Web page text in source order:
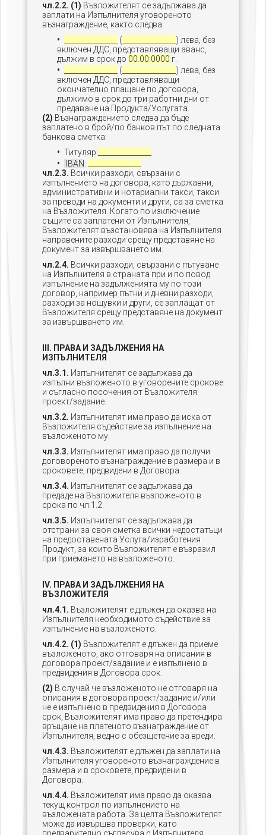
чл.2.2. (1) Възложителят се задължава да
заплати на Изпълнителя уговореното
възнаграждение, както следва:
(
) лева, без
включен ДДС, представляващи аванс,
дължим в срок до 00.00.0000 г.
(
) лева, без
включен ДДС, представляващи
окончателно плащане по договора,
дължимо в срок до три работни дни от
предаване на Продукта/Услугата.
(2) Възнаграждението следва да бъде
заплатено в брой/по банков път по следната
банкова сметка:
Титуляр:
IBAN:
чл.2.3. Всички разходи, свързани с
изпълнението на договора, като държавни,
административни и нотариални такси, такси
за преводи на документи и други, са за сметка
на Възложителя. Когато по изключение
същите са заплатени от Изпълнителя,
Възложителят възстановява на Изпълнителя
направените разходи срещу представяне на
документ за извършването им.
чл.2.4. Всички разходи, свързани с пътуване
на Изпълнителя в страната при и по повод
изпълнение на задълженията му по този
договор, например пътни и дневни разходи,
разходи за нощувки и други, се заплащат от
Възложителя срещу представяне на документ
за извършването им.
III. ПРАВА И ЗАДЪЛЖЕНИЯ НА
ИЗПЪЛНИТЕЛЯ
чл.3.1. Изпълнителят се задължава да
изпълни възложеното в уговорените срокове
и съгласно посочения от Възложителя
проект/задание.
чл.3.2. Изпълнителят има право да иска от
Възложителя съдействие за изпълнение на
възложеното му.
чл.3.3. Изпълнителят има право да получи
договореното възнаграждение в размера и в
сроковете, предвидени в Договора.
чл.3.4. Изпълнителят се задължава да
предаде на Възложителя възложеното в
срока по чл.1.2.
чл.3.5. Изпълнителят се задължава да
отстрани за своя сметка всички недостатъци
на предоставената Услуга/изработения
Продукт, за които Възложителят е възразил
при приемането на възложеното.
IV. ПРАВА И ЗАДЪЛЖЕНИЯ НА
ВЪЗЛОЖИТЕЛЯ
чл.4.1. Възложителят е длъжен да оказва на
Изпълнителя необходимото съдействие за
изпълнение на възложеното.
чл.4.2. (1) Възложителят е длъжен да приеме
възложеното, ако отговаря на описания в
договора проект/задание и е изпълнено в
предвидения в Договора срок.
(2) В случай че възложеното не отговаря на
описания в договора проект/задание и/или
не е изпълнено в предвидения в Договора
срок, Възложителят има право да претендира
връщане на платеното възнаграждение от
Изпълнителя, ведно с обезщетение за вреди.
чл.4.3. Възложителят е длъжен да заплати на
Изпълнителя уговореното възнаграждение в
размера и в сроковете, предвидени в
Договора.
чл.4.4. Възложителят има право да оказва
текущ контрол по изпълнението на
възложената работа. За целта Възложителят
може да извършва проверки, като